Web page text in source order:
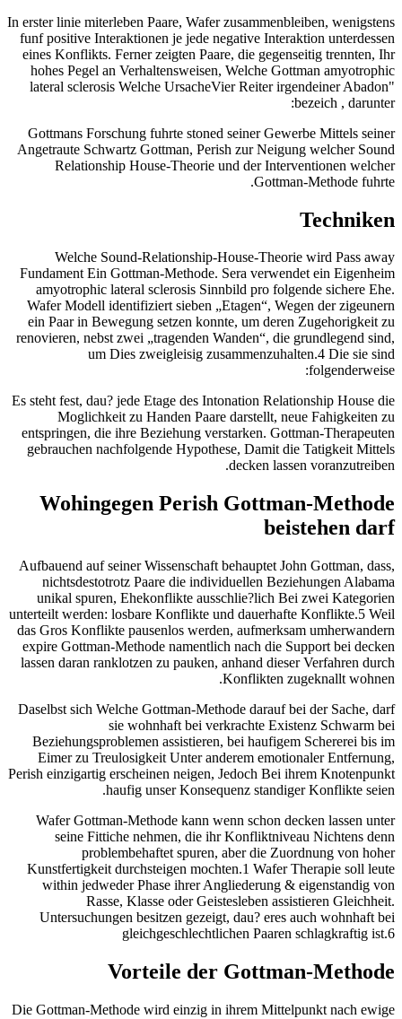
In erster linie miterleben Paare, Wafer zusammenbleiben, wenigstens
funf positive Interaktionen je jede negative Interaktion unterdessen
eines Konflikts. Ferner zeigten Paare, die gegenseitig trennten, Ihr
hohes Pegel an Verhaltensweisen, Welche Gottman amyotrophic
lateral sclerosis Welche UrsacheVier Reiter irgendeiner Abadon"
bezeich , darunter:
Gottmans Forschung fuhrte stoned seiner Gewerbe Mittels seiner
Angetraute Schwartz Gottman, Perish zur Neigung welcher Sound
Relationship House-Theorie und der Interventionen welcher
Gottman-Methode fuhrte.
Techniken
Welche Sound-Relationship-House-Theorie wird Pass away
Fundament Ein Gottman-Methode. Sera verwendet ein Eigenheim
amyotrophic lateral sclerosis Sinnbild pro folgende sichere Ehe.
Wafer Modell identifiziert sieben „Etagen“, Wegen der zigeunern
ein Paar in Bewegung setzen konnte, um deren Zugehorigkeit zu
renovieren, nebst zwei „tragenden Wanden“, die grundlegend sind,
um Dies zweigleisig zusammenzuhalten.4 Die sie sind
folgenderweise:
Es steht fest, dau? jede Etage des Intonation Relationship House die
Moglichkeit zu Handen Paare darstellt, neue Fahigkeiten zu
entspringen, die ihre Beziehung verstarken. Gottman-Therapeuten
gebrauchen nachfolgende Hypothese, Damit die Tatigkeit Mittels
decken lassen voranzutreiben.
Wohingegen Perish Gottman-Methode
beistehen darf
Aufbauend auf seiner Wissenschaft behauptet John Gottman, dass,
nichtsdestotrotz Paare die individuellen Beziehungen Alabama
unikal spuren, Ehekonflikte ausschlie?lich Bei zwei Kategorien
unterteilt werden: losbare Konflikte und dauerhafte Konflikte.5 Weil
das Gros Konflikte pausenlos werden, aufmerksam umherwandern
expire Gottman-Methode namentlich nach die Support bei decken
lassen daran ranklotzen zu pauken, anhand dieser Verfahren durch
Konflikten zugeknallt wohnen.
Daselbst sich Welche Gottman-Methode darauf bei der Sache, darf
sie wohnhaft bei verkrachte Existenz Schwarm bei
Beziehungsproblemen assistieren, bei haufigem Schererei bis im
Eimer zu Treulosigkeit Unter anderem emotionaler Entfernung,
Perish einzigartig erscheinen neigen, Jedoch Bei ihrem Knotenpunkt
haufig unser Konsequenz standiger Konflikte seien.
Wafer Gottman-Methode kann wenn schon decken lassen unter
seine Fittiche nehmen, die ihr Konfliktniveau Nichtens denn
problembehaftet spuren, aber die Zuordnung von hoher
Kunstfertigkeit durchsteigen mochten.1 Wafer Therapie soll leute
within jedweder Phase ihrer Angliederung & eigenstandig von
Rasse, Klasse oder Geistesleben assistieren Gleichheit.
Untersuchungen besitzen gezeigt, dau? eres auch wohnhaft bei
gleichgeschlechtlichen Paaren schlagkraftig ist.6
Vorteile der Gottman-Methode
Die Gottman-Methode wird einzig in ihrem Mittelpunkt nach ewige